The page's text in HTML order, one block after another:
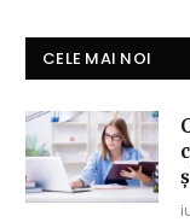
CELE MAI NOI